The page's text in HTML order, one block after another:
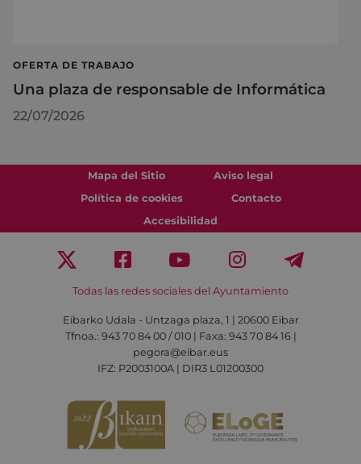
OFERTA DE TRABAJO
Una plaza de responsable de Informática
22/07/2026
Mapa del Sitio
Aviso legal
Política de cookies
Contacto
Accesibilidad
Todas las redes sociales del Ayuntamiento
Eibarko Udala - Untzaga plaza, 1 | 20600 Eibar
Tfnoa.: 943 70 84 00 / 010 | Faxa: 943 70 84 16 |
pegora@eibar.eus
IFZ: P2003100A | DIR3 L01200300